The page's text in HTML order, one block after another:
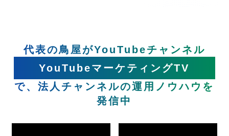
代表の鳥屋がYouTubeチャンネル
YouTubeマーケティングTV
で、法人チャンネルの運用ノウハウを
発信中